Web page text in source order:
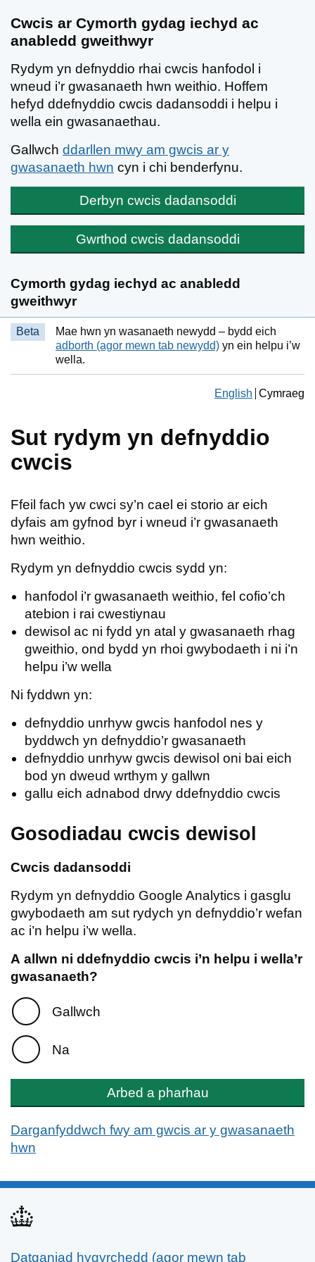
Cwcis ar Cymorth gydag iechyd ac
anabledd gweithwyr
Rydym yn defnyddio rhai cwcis hanfodol i
wneud i’r gwasanaeth hwn weithio. Hoffem
hefyd ddefnyddio cwcis dadansoddi i helpu i
wella ein gwasanaethau.
Gallwch ddarllen mwy am gwcis ar y
gwasanaeth hwn cyn i chi benderfynu.
Derbyn cwcis dadansoddi
Gwrthod cwcis dadansoddi
Cymorth gydag iechyd ac anabledd
gweithwyr
Beta
Mae hwn yn wasanaeth newydd – bydd eich
adborth (agor mewn tab newydd) yn ein helpu i’w
wella.
Change the
English Newid yr
Cymraeg
Sut rydym yn defnyddio
cwcis
Ffeil fach yw cwci sy’n cael ei storio ar eich
dyfais am gyfnod byr i wneud i’r gwasanaeth
hwn weithio.
Rydym yn defnyddio cwcis sydd yn:
hanfodol i’r gwasanaeth weithio, fel cofio’ch
atebion i rai cwestiynau
dewisol ac ni fydd yn atal y gwasanaeth rhag
gweithio, ond bydd yn rhoi gwybodaeth i ni i’n
helpu i’w wella
Ni fyddwn yn:
defnyddio unrhyw gwcis hanfodol nes y
byddwch yn defnyddio’r gwasanaeth
defnyddio unrhyw gwcis dewisol oni bai eich
bod yn dweud wrthym y gallwn
gallu eich adnabod drwy ddefnyddio cwcis
Gosodiadau cwcis dewisol
Cwcis dadansoddi
Rydym yn defnyddio Google Analytics i gasglu
gwybodaeth am sut rydych yn defnyddio’r wefan
ac i’n helpu i’w wella.
A allwn ni ddefnyddio cwcis i’n helpu i wella’r
gwasanaeth?
Gallwch
Na
Arbed a pharhau
Darganfyddwch fwy am gwcis ar y gwasanaeth
hwn
Datganiad hygyrchedd (agor mewn tab